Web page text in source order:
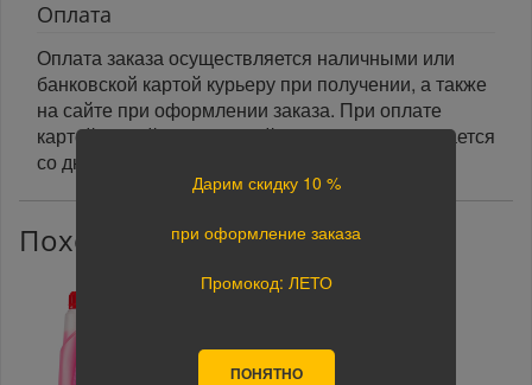
Оплата
Оплата заказа осуществляется наличными или
банковской картой курьеру при получении, а также
на сайте при оформлении заказа. При оплате
картой на сайте указанный срок доставки считается
со дня поступления оплаты.
Похожие товары
Дарим скидку 10 %
при оформление заказа
Промокод: ЛЕТО
ПОНЯТНО